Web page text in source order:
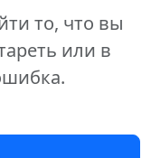
то, что вы
или в